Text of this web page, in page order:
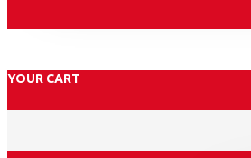
YOUR CART